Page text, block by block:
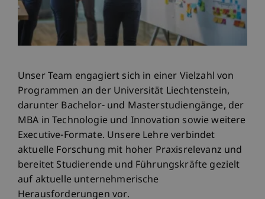
Unser Team engagiert sich in einer Vielzahl von
Programmen an der Universität Liechtenstein,
darunter Bachelor- und Masterstudiengänge, der
MBA in Technologie und Innovation sowie weitere
Executive-Formate. Unsere Lehre verbindet
aktuelle Forschung mit hoher Praxisrelevanz und
bereitet Studierende und Führungskräfte gezielt
auf aktuelle unternehmerische
Herausforderungen vor.